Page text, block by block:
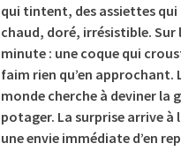
qui tintent, des assiettes
chaud, doré, irrésistible.
minute : une coque qui
faim rien qu’en approchant.
monde cherche à deviner la
potager. La surprise arrive
une envie immédiate d’en